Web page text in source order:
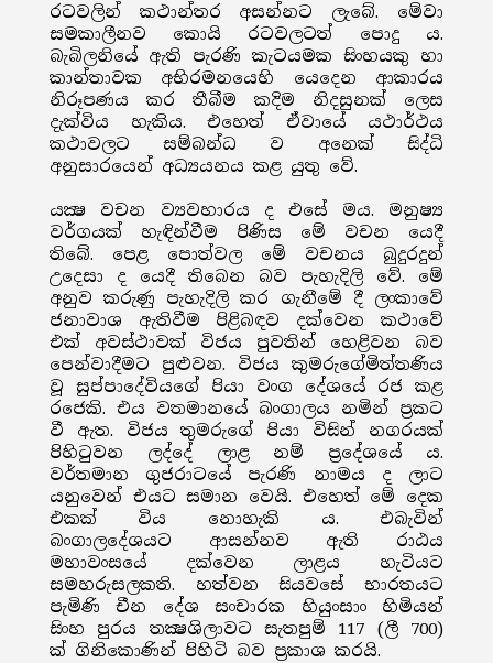
රටවලින් කථාන්තර අසන්නට ලැබේ. මේවා
සමකාලීනව කොයි රටවලටත් පොදු ය.
බැබිලනියේ ඇති පැරණි කැටයමක සිංහයකු හා
කාන්තාවක අභිරමනයෙහි යෙදෙන ආකාරය
නිරූපණය කර තීබීම කදිම නිදසුනක් ලෙස
දැක්විය හැකිය. එහෙත් ඒවායේ යථාර්ථය
කථාවලට සම්බන්ධ ව අනෙක් සිද්ධි
අනුසාරයෙන් අධ්‍යයනය කළ යුතු වේ.
යක්‍ෂ වචන ව්‍යවහාරය ද එසේ මය. මනුෂ්‍ය
වර්ගයක් හැඳින්වීම පිණිස මේ වචන යෙදී
තිබේ. පෙළ පොත්වල මේ වචනය බුදුරදුන්
උදෙසා ද යෙදී තිබෙන බව පැහැදිලි වේ. මේ
අනුව කරුණු පැහැදිලි කර ගැනීමේ දී ලංකාවේ
ජනාවාශ ඇතිවීම පිළිබඳව දක්වෙන කථාවේ
එක් අවස්ථාවක් විජය පුවතින් හෙළිවන බව
පෙන්වාදීමට පුළුවන. විජය කුමරුගේමිත්තණිය
වූ සුප්පාදේවියගේ පියා වංග දේශයේ රජ කළ
රජෙකි. එය වතමානයේ බංගාලය නමින් ප්‍රකට
වී ඇත. විජය තුමරුගේ පියා විසින් නගරයක්
පිහිටුවන ලද්දේ ලාළ නම් ප්‍රදේශයේ ය.
වර්තමාන ගුජරාටයේ පැරණි නාමය ද ලාට
යනුවෙන් එයට සමාන වෙයි. එහෙත් මේ දෙක
එකක් විය නොහැකි ය. එබැවින්
බංගාලදේශයට ආසන්නව ඇති රාඨය
මහාවංසයේ දක්වෙන ලාළය හැටියට
සමහරුසලකති. හත්වන සියවසේ භාරතයට
පැමිණි චීන දේශ සංචාරක හියුංසාං හිමියන්
සිංහ පුරය තක්‍ෂශිලාවට සැතපුම් 117 (ලී 700)
ක් ගිනිකොණින් පිහිටි බව ප්‍රකාශ කරයි.